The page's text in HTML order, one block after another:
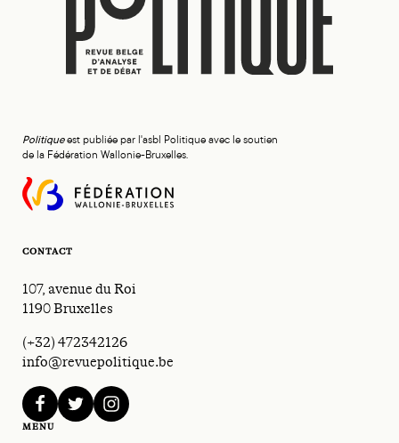
Politiqueest publiée par l'asbl Politique avec le soutien
de la Fédération Wallonie-Bruxelles.
CONTACT
107, avenue du Roi
1190 Bruxelles
(+32) 472342126
info@revuepolitique.be
facebooktwitterinstagram
MENU